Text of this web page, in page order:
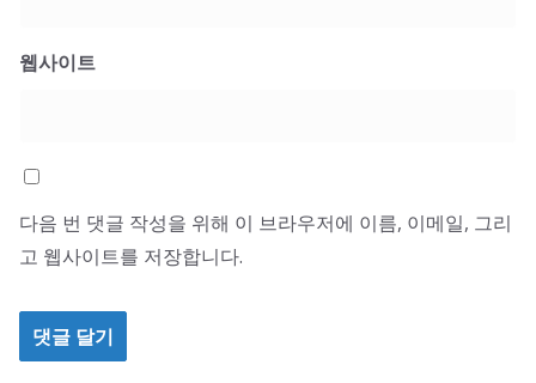
웹사이트
다음 번 댓글 작성을 위해 이 브라우저에 이름, 이메일, 그리
고 웹사이트를 저장합니다.